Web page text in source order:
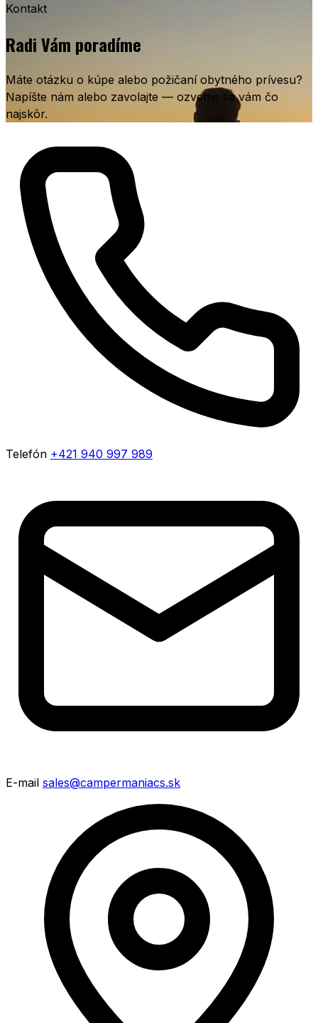
Kontakt
Radi Vám poradíme
Máte otázku o kúpe alebo požičaní obytného prívesu?
Napíšte nám alebo zavolajte — ozveme sa vám čo
najskôr.
Telefón +421 940 997 989
E-mail sales@campermaniacs.sk